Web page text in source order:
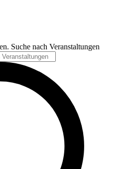
Suche nach Veranstaltungen